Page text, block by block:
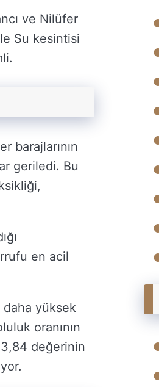
ve Nilüfer
Su kesintisi
barajlarının
geriledi. Bu
en acil
daha yüksek
oranının
değerinin